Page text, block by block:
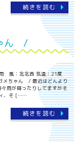
続きを読む
ん /
雨 風：北北西 気温：21度
メちゃん / 最近はどんより
雨が降ったりしてますがそ
ィ、そ [……
続きを読む